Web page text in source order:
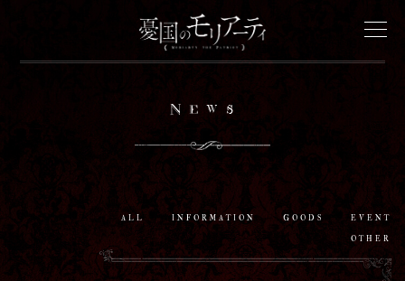
News
Onair
Staff&Cast
Story
News
ALL INFORMATION GOODS EVENT
OTHER